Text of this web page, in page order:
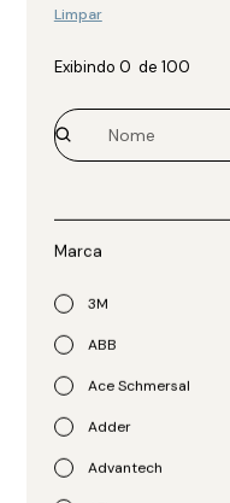
Limpar
Exibindo 0 de 100
Marca
3M
ABB
Ace Schmersal
Adder
Advantech
UPS de Rack de Íon-Lítio
SMTL2200RM2UC